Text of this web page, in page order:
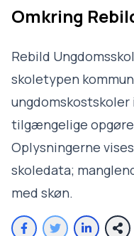
Omkring
Rebild
skoletypen
tilgængelige
Oplysningerne
skoledata;
med skøn.